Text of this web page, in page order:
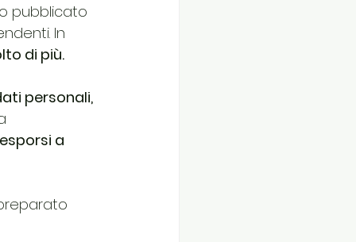
pubblicato
In
di più.
personali,
a